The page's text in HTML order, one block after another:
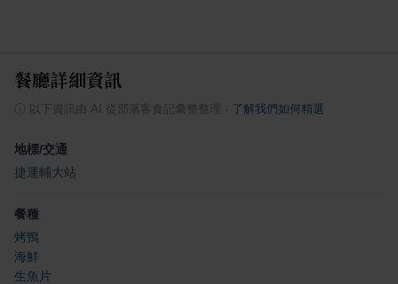
餐廳詳細資訊
以下資訊由 AI 從部落客食記彙整整理 了解我們如何精選
地標/交通
捷運輔大站
餐種
烤鴨
海鮮
生魚片